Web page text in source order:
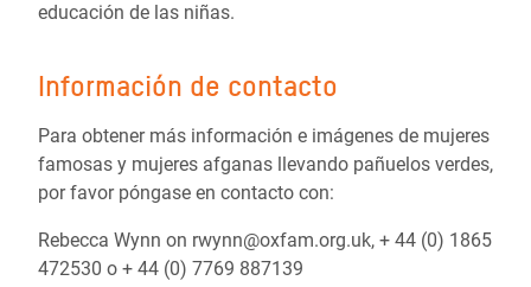
educación de las niñas.
Información de contacto
Para obtener más información e imágenes de mujeres
famosas y mujeres afganas llevando pañuelos verdes,
por favor póngase en contacto con:
Rebecca Wynn on rwynn@oxfam.org.uk, + 44 (0) 1865
472530 o + 44 (0) 7769 887139